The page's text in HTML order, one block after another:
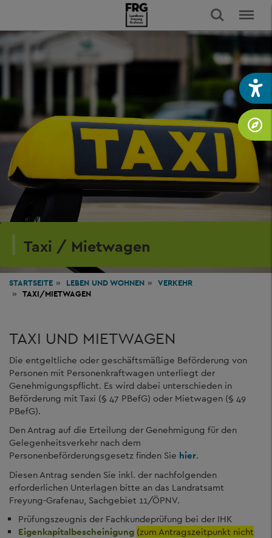
Taxi / Mietwagen
STARTSEITE LEBEN UND WOHNEN
VERKEHR
TAXI/MIETWAGEN
TAXI UND MIETWAGEN
Die entgeltliche oder geschäftsmäßige Beförderung von
Personen mit Personenkraftwagen unterliegt der
Genehmigungspflicht. Es wird dabei unterschieden in
Beförderung mit Taxi (§ 47 PBefG) oder Mietwagen (§ 49
PBefG).
Den Antrag auf die Erteilung der Genehmigung für den
Gelegenheitsverkehr nach dem
Personenbeförderungsgesetz finden Sie hier.
Diesen Antrag senden Sie inkl. der nachfolgenden
erforderlichen Unterlagen bitte an das Landratsamt
Freyung-Grafenau, Sachgebiet 11/ÖPNV.
Prüfungszeugnis der Fachkundeprüfung bei der IHK
Eigenkapitalbescheinigung (zum Antragszeitpunkt nicht